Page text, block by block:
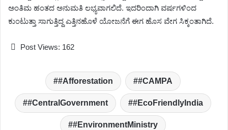
ಅಂತಿಮ ಹಂತದ ಅನುಮತಿ ಲಭ್ಯವಾಗಲಿದೆ. ಇದರಿಂದಾಗಿ ವರ್ಷಗಳಿಂದ
ಕುಂಟುತ್ತಾ ಸಾಗುತ್ತಿದ್ದ ಎತ್ತಿನಹೊಳೆ ಯೋಜನೆಗೆ ಈಗ ಹೊಸ ವೇಗ ಸಿಕ್ಕಂತಾಗಿದೆ.
Post Views: 162
#Afforestation #CAMPA
#CentralGovernment #EcoFriendlyIndia
#EnvironmentMinistry